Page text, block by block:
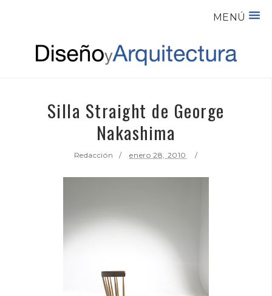
MENÚ
Silla Straight de George
Nakashima
Redacción enero 28, 2010